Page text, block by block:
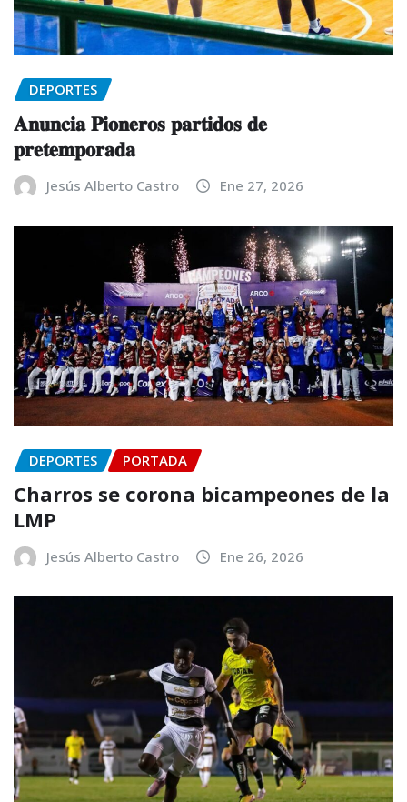
DEPORTES
𝐀𝐧𝐮𝐧𝐜𝐢𝐚 𝐏𝐢𝐨𝐧𝐞𝐫𝐨𝐬 𝐩𝐚𝐫𝐭𝐢𝐝𝐨𝐬 𝐝𝐞
𝐩𝐫𝐞𝐭𝐞𝐦𝐩𝐨𝐫𝐚𝐝𝐚
Jesús Alberto Castro Ene 27, 2026
DEPORTES PORTADA
Charros se corona bicampeones de la
LMP
Jesús Alberto Castro Ene 26, 2026